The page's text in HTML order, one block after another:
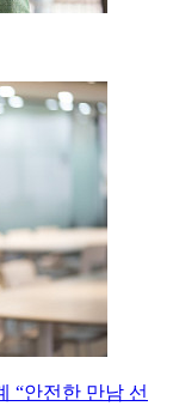
“안전한 만남 선